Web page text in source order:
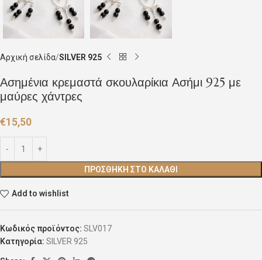
Αρχική σελίδα SILVER 925
Ασημένια κρεμαστά σκουλαρίκια Ασήμι 925 με
μαύρες χάντρες
€15,50
ΠΡΟΣΘΉΚΗ ΣΤΟ ΚΑΛΆΘΙ
Add to wishlist
Κωδικός προϊόντος: SLV017
Κατηγορία: SILVER 925